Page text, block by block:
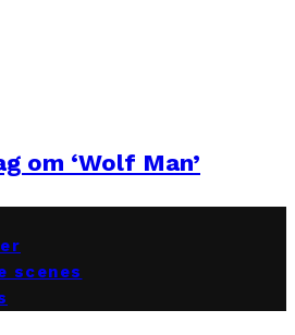
om ‘Wolf Man’
scenes